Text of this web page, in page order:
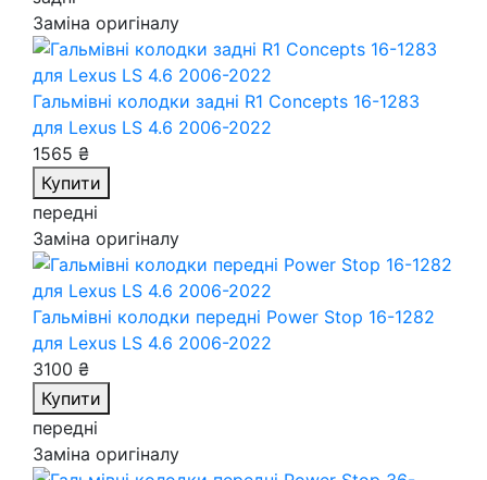
Заміна оригіналу
Гальмівні колодки задні R1 Concepts 16-1283
для Lexus LS 4.6 2006-2022
1565 ₴
Купити
передні
Заміна оригіналу
Гальмівні колодки передні Power Stop 16-1282
для Lexus LS 4.6 2006-2022
3100 ₴
Купити
передні
Заміна оригіналу